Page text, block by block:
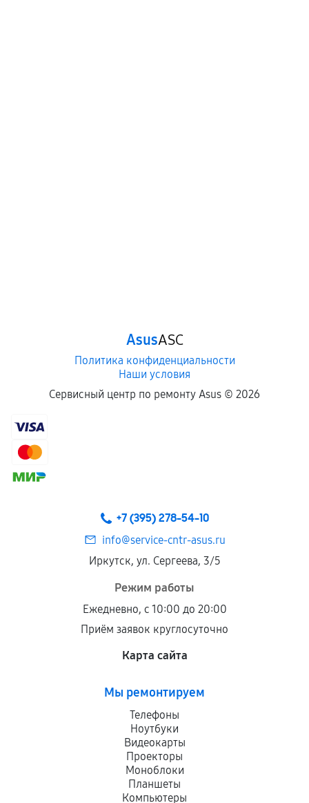
AsusASC
Политика конфиденциальности
Наши условия
Сервисный центр по ремонту Asus © 2026
+7 (395) 278-54-10
info@service-cntr-asus.ru
Иркутск, ул. Сергеева, 3/5
Режим работы
Ежедневно, с 10:00 до 20:00
Приём заявок круглосуточно
Карта сайта
Мы ремонтируем
Телефоны
Ноутбуки
Видеокарты
Проекторы
Моноблоки
Планшеты
Компьютеры